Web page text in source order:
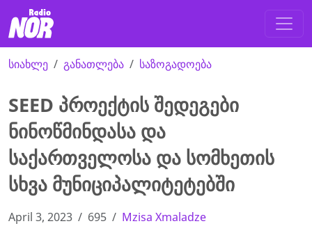
სიახლე განათლება საზოგადოება
SEED პროექტის შედეგები
ნინოწმინდასა და
საქართველოსა და სომხეთის
სხვა მუნიციპალიტეტებში
April 3, 2023 695 Mzisa Xmaladze